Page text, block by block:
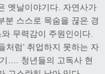
옛날이야기다. 자연사가
분 스스로 목숨을 끊은 경
무력감이 주원인이다.
처럼’ 취업하지 못하는 자
…. 청년들의 고독사 현